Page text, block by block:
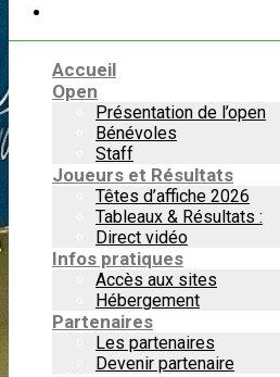
Accueil
Open
Présentation de l’open
Bénévoles
Staff
Joueurs et Résultats
Têtes d’affiche 2026
Tableaux & Résultats :
Direct vidéo
Infos pratiques
Accès aux sites
Hébergement
Partenaires
Les partenaires
Devenir partenaire